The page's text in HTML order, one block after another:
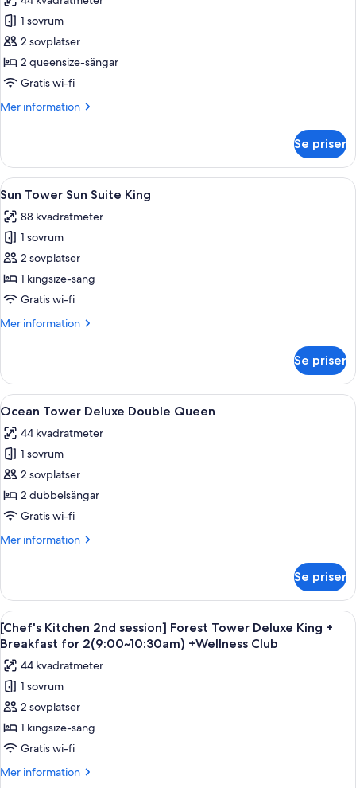
foton
för
Forest
Tower
Deluxe
Queen
1 sovrum
2 sovplatser
2 queensize-sängar
Gratis wi-fi
Mer information
Mer
Tower
Deluxe
Double
Se priser
Öppna
alla
foton
för
Sun
Tower
Sun
King
Ett hotellrum med en stor säng, ett
6
Sun Tower Sun Suite King
88 kvadratmeter
1 sovrum
2 sovplatser
1 kingsize-säng
Gratis wi-fi
Mer information
Mer
Tower
Sun
Suite
Se priser
Öppna
alla
foton
för
Ocean
Tower
Deluxe
Queen
Duntäcken, minibar,
6
Ocean Tower Deluxe Double Queen
44 kvadratmeter
1 sovrum
2 sovplatser
2 dubbelsängar
Gratis wi-fi
Mer information
Mer
Tower
Deluxe
Double
Queen
Se priser
Öppna
alla
foton
för
[Chef's
Kitchen
2nd
session]
Forest
Duntäcken, minibar,
6
[Chef's Kitchen 2nd session] Forest Tower Deluxe King +
Breakfast for 2(9:00~10:30am) +Wellness Club
44 kvadratmeter
1 sovrum
2 sovplatser
1 kingsize-säng
Gratis wi-fi
Mer information
Mer